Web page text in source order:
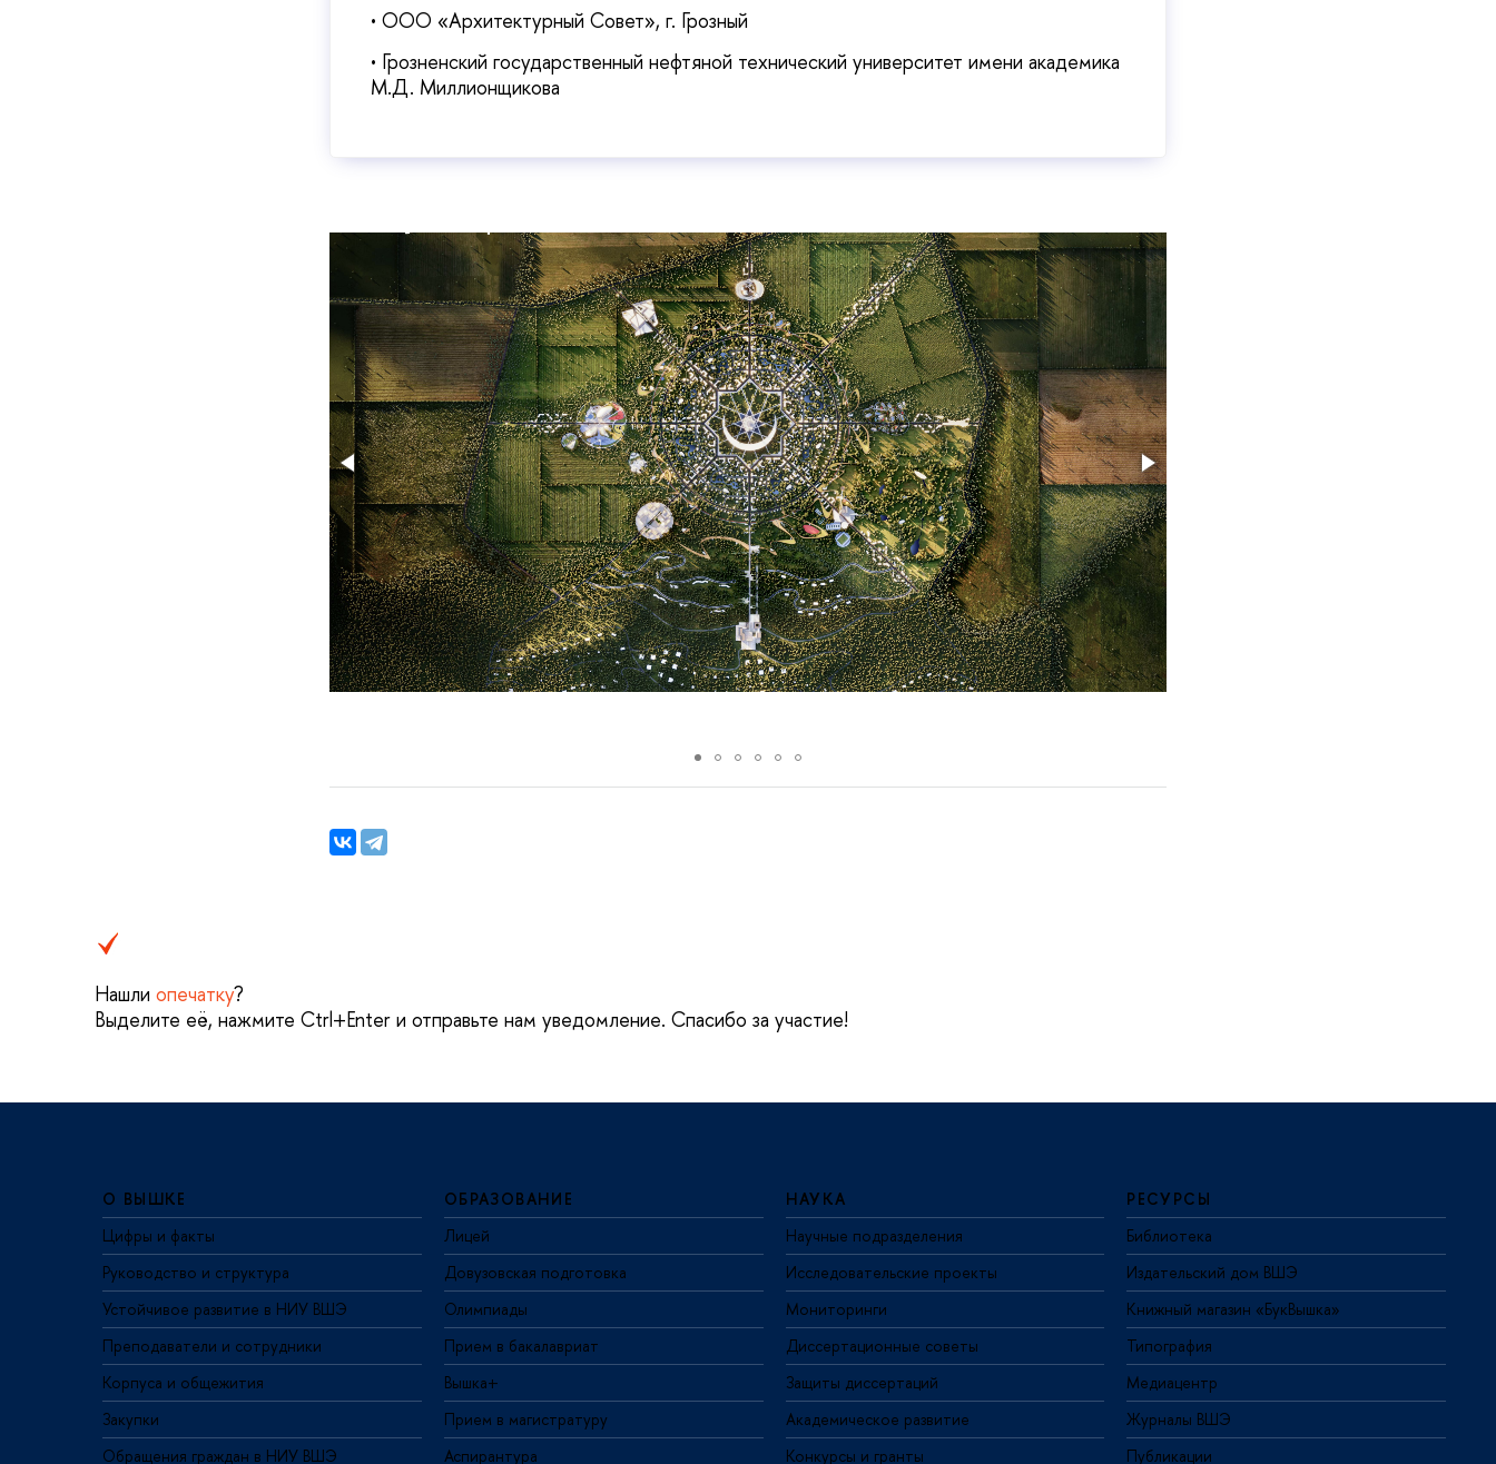
• ООО «Архитектурный Совет», г. Грозный
• Грозненский государственный нефтяной технический университет имени академика
М.Д. Миллионщикова
Нашли опечатку?
Выделите её, нажмите Ctrl+Enter и отправьте нам уведомление. Спасибо за участие!
О ВЫШКЕ
Цифры и факты
Руководство и структура
Устойчивое развитие в НИУ ВШЭ
Преподаватели и сотрудники
Корпуса и общежития
Закупки
Обращения граждан в НИУ ВШЭ
ОБРАЗОВАНИЕ
Лицей
Довузовская подготовка
Олимпиады
Прием в бакалавриат
Вышка+
Прием в магистратуру
Аспирантура
НАУКА
Научные подразделения
Исследовательские проекты
Мониторинги
Диссертационные советы
Защиты диссертаций
Академическое развитие
Конкурсы и гранты
РЕСУРСЫ
Библиотека
Издательский дом ВШЭ
Книжный магазин «БукВышка»
Типография
Медиацентр
Журналы ВШЭ
Публикации